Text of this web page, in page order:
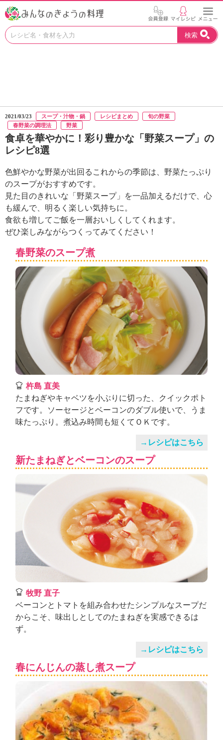
お
つ
よ
N
K
エ
ュ
ケ
ョ
ナ
ル
「
み
な
の
き
ょ
う
理
検索
2021/03/23 スープ・汁物・鍋 レシピまとめ
旬の野菜
春野菜の調理法
野菜
食卓を華やかに！彩り豊かな「野菜スープ」の
レシピ8選
色鮮やかな野菜が出回るこれからの季節は、野菜たっぷり
のスープがおすすめです。
見た目のきれいな「野菜スープ」を一品加えるだけで、心
も緩んで、明るく楽しい気持ちに。
食欲も増してご飯を一層おいしくしてくれます。
ぜひ楽しみながらつくってみてください！
春野菜のスープ煮
杵島 直美
たまねぎやキャベツを小ぶりに切った、クイックポト
フです。ソーセージとベーコンのダブル使いで、うま
味たっぷり。煮込み時間も短くてＯＫです。
→レシピはこちら
新たまねぎとベーコンのスープ
牧野 直子
ベーコンとトマトを組み合わせたシンプルなスープだ
からこそ、味出しとしてのたまねぎを実感できるは
ず。
→レシピはこちら
春にんじんの蒸し煮スープ